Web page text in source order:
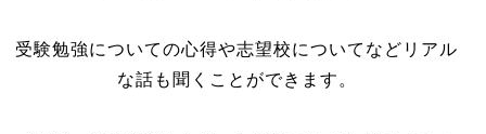
受験勉強についての心得や志望校についてなどリアル
な話も聞くことができます。